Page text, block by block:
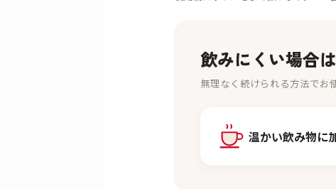
飲みにくい場合は
無理なく続けられる方法でお
温かい飲み物に